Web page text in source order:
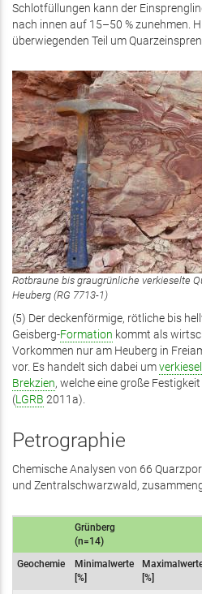
Schlotfüllungen kann der
nach innen auf 15–50 % zunehmen.
überwiegenden Teil um
Rotbraune bis graugrünliche verkieselte
Heuberg (RG 7713-1)
(5) Der deckenförmige, rötliche bis
Geisberg-Formation kommt als
Vorkommen nur am Heuberg in
vor. Es handelt sich dabei um
Brekzien, welche eine große
(LGRB 2011a).
Petrographie
Chemische Analysen von 66
und Zentralschwarzwald,
Grünberg
(n=14)
Geochemie
Minimalwerte
[%]
[%]